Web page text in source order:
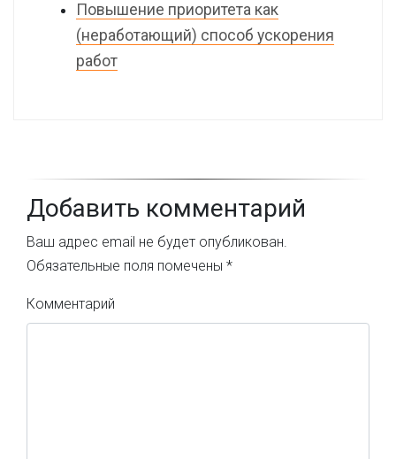
Повышение приоритета как
(неработающий) способ ускорения
работ
Добавить комментарий
Ваш адрес email не будет опубликован.
Обязательные поля помечены *
Комментарий